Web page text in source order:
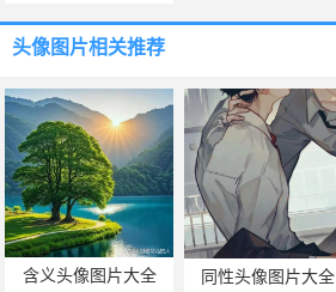
头像图片相关推荐
含义头像图片大全 同性头像图片大全